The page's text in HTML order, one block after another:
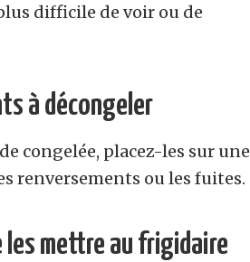
difficile de voir ou de
à décongeler
congelée, placez-les sur une
renversements ou les fuites.
les mettre au frigidaire